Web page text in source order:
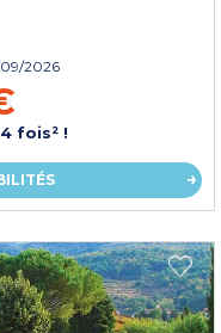
2026
fois² !